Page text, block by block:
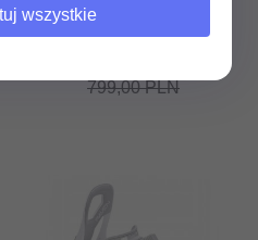
Flite Pro (black) 2024
Powiadom o dostępności
799,00 PLN
wszystkie